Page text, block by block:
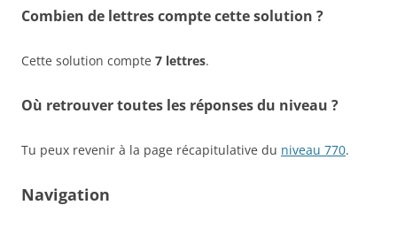
Combien de lettres compte cette solution ?
Cette solution compte 7 lettres.
Où retrouver toutes les réponses du niveau ?
Tu peux revenir à la page récapitulative du niveau 770.
Navigation